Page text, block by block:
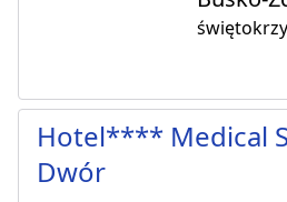
Hotel**** Medical
Dwór